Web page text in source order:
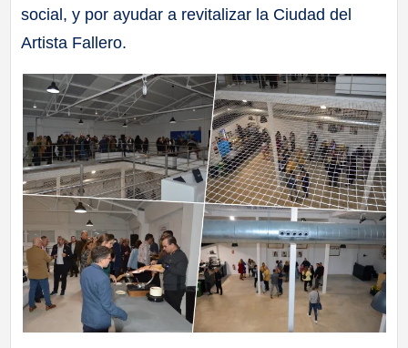
social, y por ayudar a revitalizar la Ciudad del
Artista Fallero.